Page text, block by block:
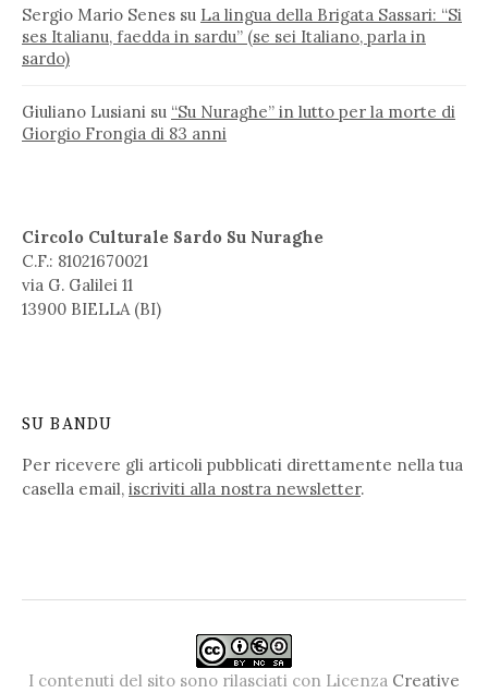
Sergio Mario Senes su La lingua della Brigata Sassari: “Si
ses Italianu, faedda in sardu” (se sei Italiano, parla in
sardo)
Giuliano Lusiani su “Su Nuraghe” in lutto per la morte di
Giorgio Frongia di 83 anni
Circolo Culturale Sardo Su Nuraghe
C.F.: 81021670021
via G. Galilei 11
13900 BIELLA (BI)
SU BANDU
Per ricevere gli articoli pubblicati direttamente nella tua
casella email, iscriviti alla nostra newsletter.
I contenuti del sito sono rilasciati con Licenza Creative